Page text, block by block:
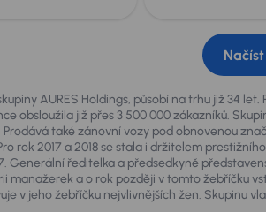
umělou
nebo klidně
či stažená z
vaše
zkušený
nabídky vozů
doporučí
žebříčku
Česka 2026
200
historicky
žebříčku, v
objevuje již
po náročném
prodejem
obchodními
AURES Holdings, působí na trhu již 34
obsloužila již přes 3 500 000 zákazníků.
také zánovní vozy pod obnovenou
rok 2017 a 2018 se stala i držitelem
Generální ředitelka a předsedkyně
manažerek a o rok později v tomto žebříčku
v jeho žebříčku nejvlivnějších žen. Skupinu